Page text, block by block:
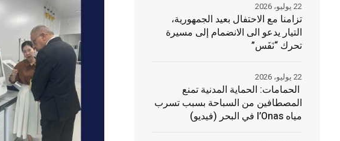
تزامنا مع الاحتفال بعيد الجمهورية،
التيار يدعو الى الانضمام إلى مسيرة
تحرك “نَفَس”
22 يوليو، 2026
الحمامات: الحماية المدنية تمنع
المصطافين من السباحة بسبب تسرب
مياه l’Onas في البحر (فيديو)
22 يوليو، 2026